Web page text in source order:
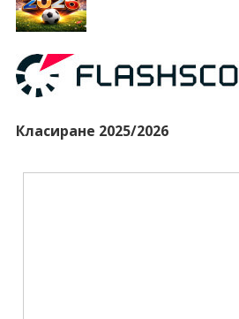
Класиране 2025/2026